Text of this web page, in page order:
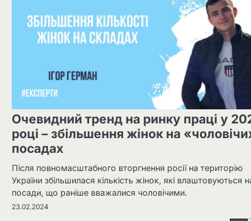
Очевидний тренд на ринку праці у
році – збільшення жінок на
посадах
Після повномасштабного вторгнення росії на територію
України збільшилася кількість жінок, які влаштовуються
посади, що раніше вважалися чоловічими.
23.02.2024